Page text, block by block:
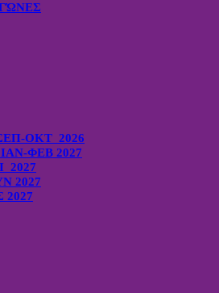
ΟΚΤ 2026
ΦΕΒ 2027
2027
2027